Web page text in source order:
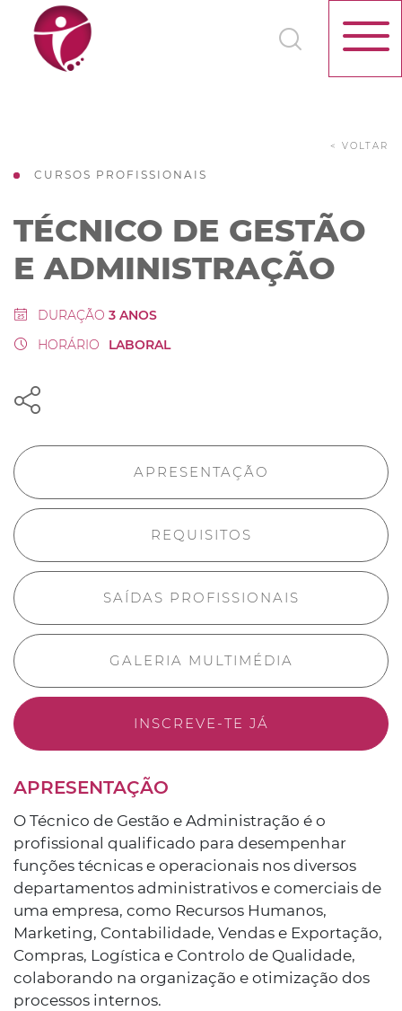
CURSOS PROFISSIONAIS
< VOLTAR
TÉCNICO DE GESTÃO
E ADMINISTRAÇÃO
DURAÇÃO 3 ANOS
HORÁRIO
LABORAL
APRESENTAÇÃO
O Técnico de Gestão e Administração é o
profissional qualificado para desempenhar
funções técnicas e operacionais nos diversos
departamentos administrativos e comerciais de
uma empresa, como Recursos Humanos,
Marketing, Contabilidade, Vendas e Exportação,
Compras, Logística e Controlo de Qualidade,
colaborando na organização e otimização dos
processos internos.
APRESENTAÇÃO
REQUISITOS
SAÍDAS PROFISSIONAIS
GALERIA MULTIMÉDIA
INSCREVE-TE JÁ